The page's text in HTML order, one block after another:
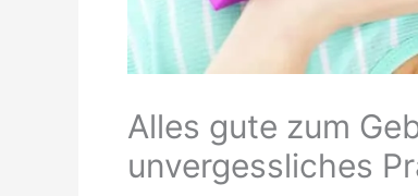
Alles gute zum
unvergessliches